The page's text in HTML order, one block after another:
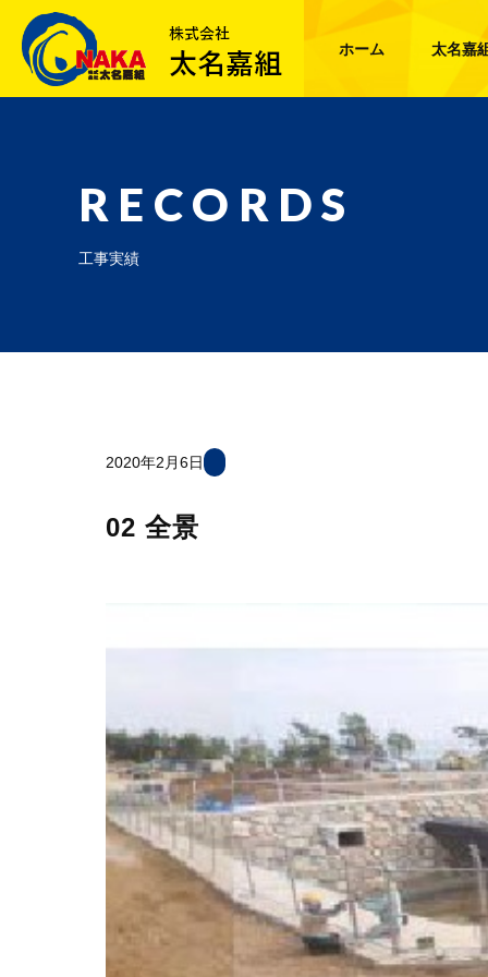
ホーム 太名嘉
RECORDS
工事実績
2020年2月6日
02 全景